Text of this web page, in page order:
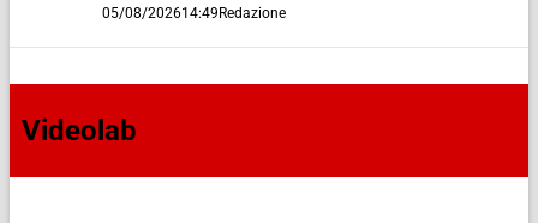
05/08/202614:49 Redazione
Videolab